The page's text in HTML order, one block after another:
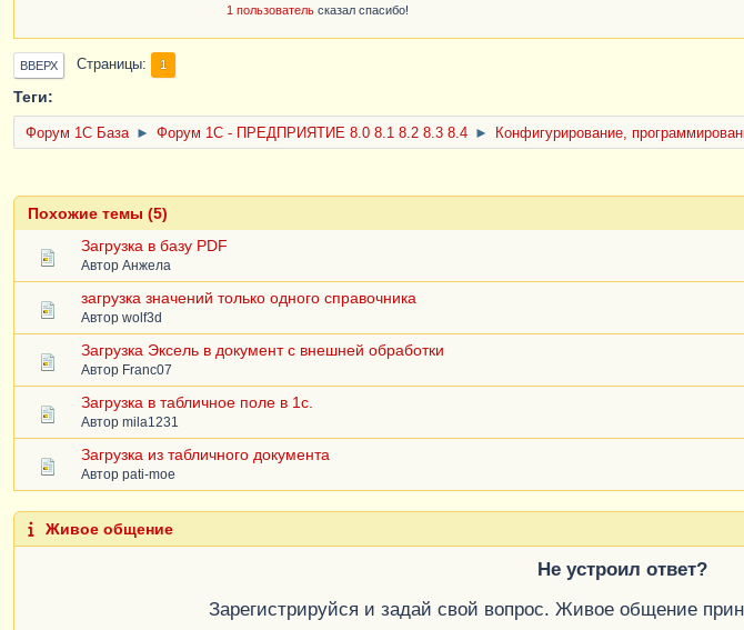
1 пользователь сказал спасибо!
ВВЕРХ Страницы 1
Теги:
Форум 1C База ► Форум 1С - ПРЕДПРИЯТИЕ 8.0 8.1 8.2 8.3 8.4 ► Конфигурирование,
Похожие темы (5)
Загрузка в базу PDF
Автор Анжела
загрузка значений только одного справочника
Автор wolf3d
Загрузка Эксель в документ с внешней обработки
Автор Franc07
Загрузка в табличное поле в 1с.
Автор mila1231
Загрузка из табличного документа
Автор pati-moe
Живое общение
Не устроил ответ?
Зарегистрируйся и задай свой вопрос. Живое общение